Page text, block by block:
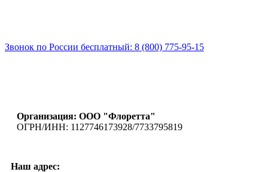
Звонок по России бесплатный: 8 (800) 775-95-15
Организация: ООО "Флоретта"
ОГРН/ИНН: 1127746173928/7733795819
Наш адрес: